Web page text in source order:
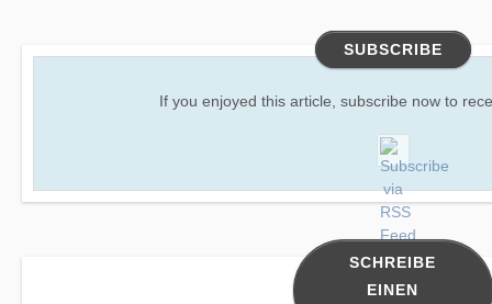
SUBSCRIBE
If you enjoyed this article, subscribe now to
SCHREIBE
EINEN